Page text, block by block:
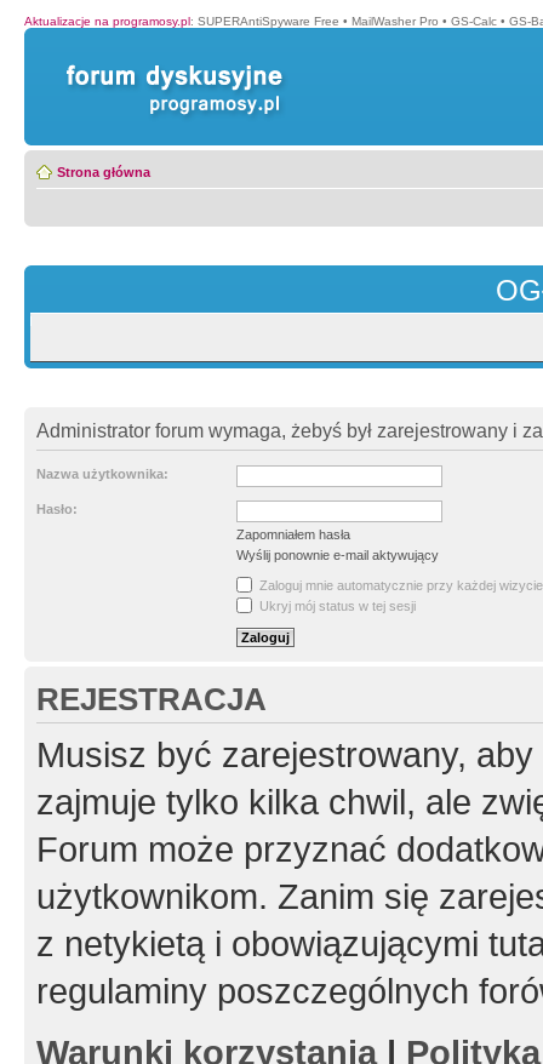
Aktualizacje na programosy.pl: SUPERAntiSpyware Free • MailWasher Pro • GS-Calc • GS-
Strona główna
Administrator forum wymaga, żebyś był zarejestrowany i
Nazwa użytkownika:
Hasło:
Zapomniałem hasła
Wyślij ponownie e-mail aktywujący
Zaloguj mnie automatycznie przy każdej wizycie
Ukryj mój status w tej sesji
REJESTRACJA
Musisz być zarejestrowany,
zajmuje tylko kilka chwil, ale
Forum może przyznać
użytkownikom. Zanim się
z netykietą i obowiązującymi
regulaminy poszczególnych
Warunki korzystania|